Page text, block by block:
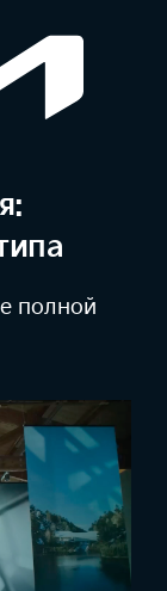
полной